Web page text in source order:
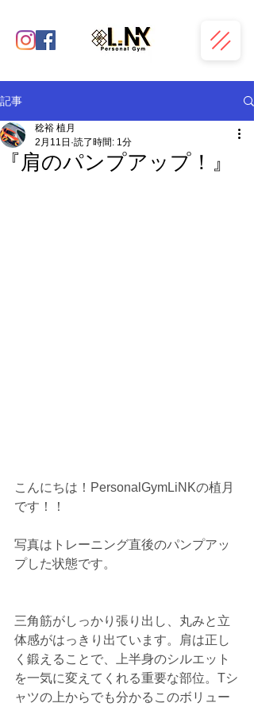
記事
『肩のパンプアップ！』
稔裕 植月
2月11日 読了時間: 1分
こんにちは！PersonalGymLiNKの植月
です！！
写真はトレーニング直後のパンプアッ
プした状態です。
三角筋がしっかり張り出し、丸みと立
体感がはっきり出ています。肩は正し
く鍛えることで、上半身のシルエット
を一気に変えてくれる重要な部位。Tシ
ャツの上からでも分かるこのボリュー